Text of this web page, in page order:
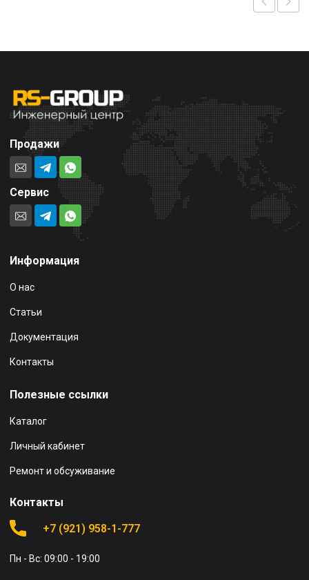
Продажи
Сервис
Информация
О нас
Статьи
Документация
Контакты
Полезные ссылки
Каталог
Личный кабинет
Ремонт и обсуживание
Контакты
+7 (921) 958-1-777
Пн - Вс: 09:00 - 19:00